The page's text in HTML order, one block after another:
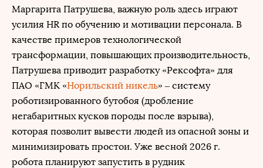
Маргарита Патрушева, важную роль здесь играют
усилия HR по обучению и мотивации персонала. В
качестве примеров технологической
трансформации, повышающих производительность,
Патрушева приводит разработку «Рексофта» для
ПАО «ГМК «Норильский никель» – систему
роботизированного бутобоя (дробление
негабаритных кусков породы после взрыва),
которая позволит вывести людей из опасной зоны и
минимизировать простои. Уже весной 2026 г.
робота планируют запустить в рудник